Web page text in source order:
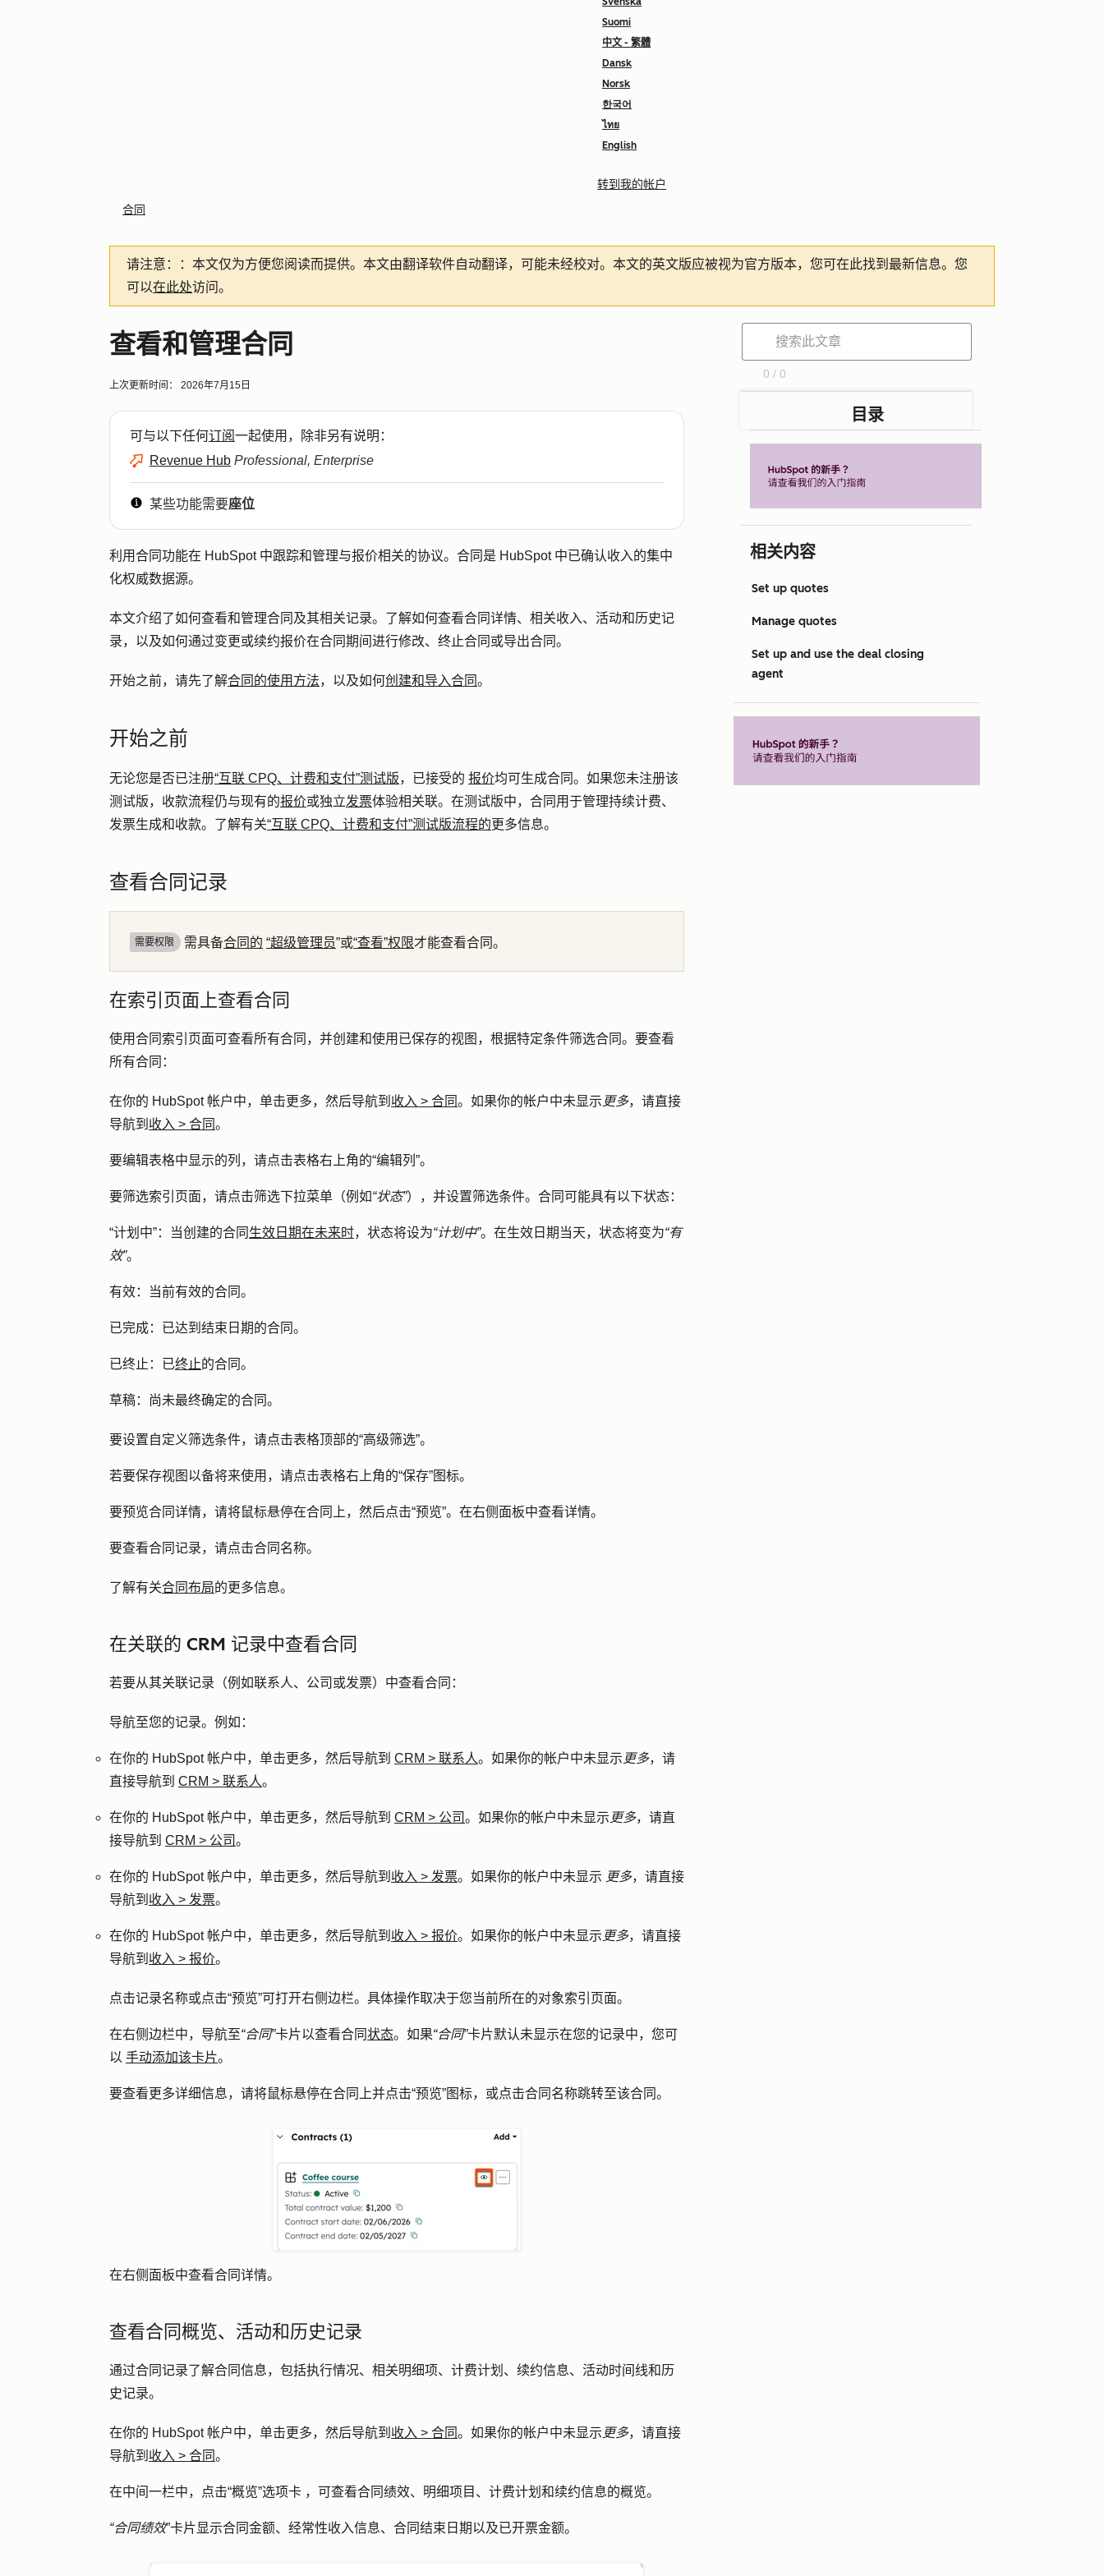
Suomi
中文 - 繁體
Dansk
Norsk
한국어
ไทย
English
转到我的帐户
合同
请注意： ：本文仅为方便您阅读而提供。 本文由翻译软件自动翻译，可能未经校对。本文的英文版应被视为官方版本，您可在此找到最新信息。您
可以在此处访问。
查看和管理合同
上次更新时间： 2026年7月15日
可与以下任何订阅一起使用，除非另有说明：
Revenue Hub Professional, Enterprise
某些功能需要座位
利用合同功能在 HubSpot 中跟踪和管理与报价相关的协议。合同是 HubSpot 中已确认收入的集中
化权威数据源。
本文介绍了如何查看和管理合同及其相关记录。了解如何查看合同详情、相关收入、活动和历史记
录，以及如何通过变更或续约报价在合同期间进行修改、终止合同或导出合同。
开始之前，请先了解合同的使用方法，以及如何创建和导入合同。
开始之前
无论您是否已注册“互联 CPQ、计费和支付”测试版， 已接受的 报价均可生成合同。如果您未注册该
测试版，收款流程仍与现有的报价或独立发票体验相关联。在测试版中，合同用于管理持续计费、
发票生成和收款。了解有关“互联 CPQ、计费和支付”测试版流程的更多信息。
查看合同记录
需要权限 需具备合同的 “超级管理员”或“查看”权限才能查看合同。
在索引页面上查看合同
使用合同索引页面可查看所有合同，并创建和使用已保存的视图，根据特定条件筛选合同。要查看
所有合同：
在你的 HubSpot 帐户中，单击更多，然后导航到 收入 > 合同。如果你的帐户中未显示 更多，请直接
导航到 收入 > 合同。
要编辑表格中显示的列，请点击表格右上角的“编辑列 ”。
要筛选索引页面，请点击筛选下拉菜单 （例如“状态”），并设置筛选条件。合同可能具有以下状态：
“计划中”： 当创建的合同 生效日期在未来时，状态将设为“计划中”。在生效日期当天，状态将变为“有
效”。
有效： 当前有效的合同。
已完成： 已达到结束日期的合同。
已终止： 已终止的合同。
草稿： 尚未最终确定的合同。
要设置自定义筛选条件，请点击表格顶部的“高级筛选”。
若要保存视图以备将来使用，请点击表格右上角的“保存”图标。
要预览合同详情，请将鼠标悬停在合同上，然后点击“预览”。在右侧面板中查看详情。
要查看合同记录，请点击合同名称。
了解有关合同布局的更多信息。
在关联的 CRM 记录中查看合同
若要从其关联记录（例如联系人、公司或发票）中查看合同：
导航至您的记录。例如：
在你的 HubSpot 帐户中，单击更多，然后导航到 CRM > 联系人。如果你的帐户中未显示 更多，请
直接导航到 CRM > 联系人。
在你的 HubSpot 帐户中，单击更多，然后导航到 CRM > 公司。如果你的帐户中未显示 更多，请直
接导航到 CRM > 公司。
在你的 HubSpot 帐户中，单击更多，然后导航到 收入 > 发票。如果你的帐户中未显示 更多，请直接
导航到 收入 > 发票。
在你的 HubSpot 帐户中，单击更多，然后导航到 收入 > 报价。如果你的帐户中未显示 更多，请直接
导航到 收入 > 报价。
点击记录名称或点击“预览”可打开右侧边栏。具体操作取决于您当前所在的对象索引页面。
在右侧边栏中，导航至“合同”卡片以查看合同状态。如果“合同”卡片默认未显示在您的记录中，您可
以 手动添加该卡片。
要查看更多详细信息，请将鼠标悬停在合同上并点击“预览”图标，或点击合同名称跳转至该合同。
在右侧面板中查看合同详情。
查看合同概览、活动和历史记录
通过合同记录了解合同信息，包括执行情况、相关明细项、计费计划、续约信息、活动时间线和历
史记录。
在你的 HubSpot 帐户中，单击更多，然后导航到 收入 > 合同。如果你的帐户中未显示 更多，请直接
导航到 收入 > 合同。
在中间一栏中，点击“概览”选项卡 ，可查看合同绩效、明细项目、计费计划和续约信息的概览。
“合同绩效”卡片显示合同金额、经常性收入信息、合同结束日期以及已开票金额。
0 / 0
目录
相关内容
Set up quotes
Manage quotes
Set up and use the deal closing
agent